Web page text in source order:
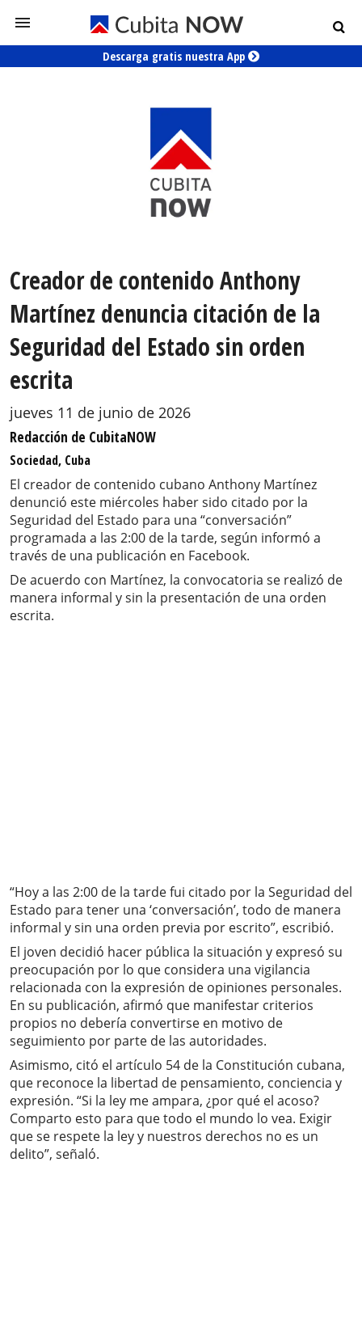
Descarga gratis nuestra App
Creador de contenido Anthony
Martínez denuncia citación de la
Seguridad del Estado sin orden
escrita
jueves 11 de junio de 2026
Redacción de CubitaNOW
Sociedad, Cuba
El creador de contenido cubano Anthony Martínez
denunció este miércoles haber sido citado por la
Seguridad del Estado para una “conversación”
programada a las 2:00 de la tarde, según informó a
través de una publicación en Facebook.
De acuerdo con Martínez, la convocatoria se realizó de
manera informal y sin la presentación de una orden
escrita.
“Hoy a las 2:00 de la tarde fui citado por la Seguridad del
Estado para tener una ‘conversación’, todo de manera
informal y sin una orden previa por escrito”, escribió.
El joven decidió hacer pública la situación y expresó su
preocupación por lo que considera una vigilancia
relacionada con la expresión de opiniones personales.
En su publicación, afirmó que manifestar criterios
propios no debería convertirse en motivo de
seguimiento por parte de las autoridades.
Asimismo, citó el artículo 54 de la Constitución cubana,
que reconoce la libertad de pensamiento, conciencia y
expresión. “Si la ley me ampara, ¿por qué el acoso?
Comparto esto para que todo el mundo lo vea. Exigir
que se respete la ley y nuestros derechos no es un
delito”, señaló.